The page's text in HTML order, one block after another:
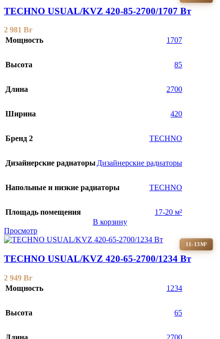
TECHNO USUAL/KVZ 420-85-2700/1707 Вт
2 981 Br
Мощность
1707
Высота 85
Длина 2700
Ширина 420
Бренд 2 TECHNO
Дизайнерские радиаторыДизайнерские радиаторы
Напольные и низкие радиаторы TECHNO
Площадь помещения
17-20 м²
В корзину
Просмотр
11-13М²
TECHNO USUAL/KVZ 420-65-2700/1234 Вт
2 949 Br
Мощность
1234
Высота 65
Длина 2700